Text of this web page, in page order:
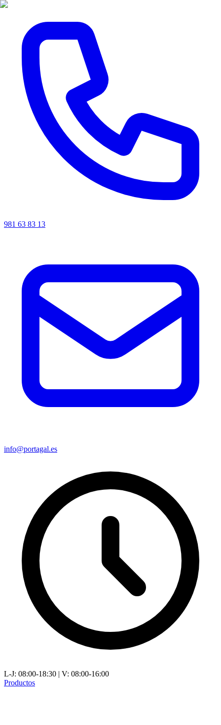
981 63 83 13
info@portagal.es
L-J: 08:00-18:30 | V: 08:00-16:00
Productos